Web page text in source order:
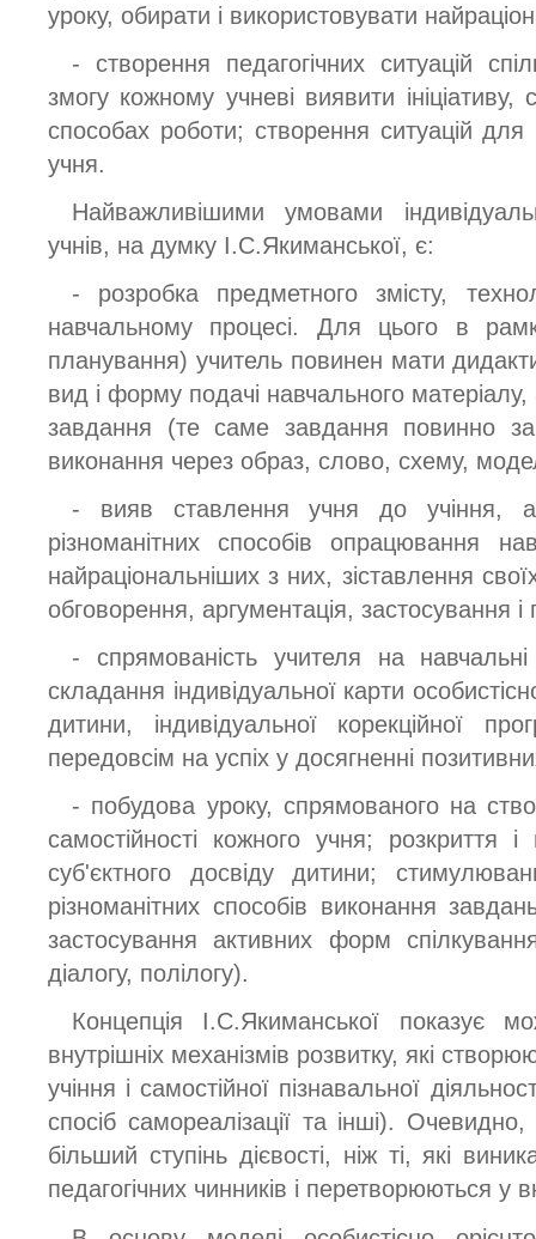
уроку, обирати і використовувати
- створення педагогічних ситуацій
змогу кожному учневі виявити ініціативу,
способах роботи; створення ситуацій
учня.
Найважливішими умовами
учнів, на думку І.С.Якиманської, є:
- розробка предметного змісту,
навчальному процесі. Для цього в
планування) учитель повинен мати
вид і форму подачі навчального
завдання (те саме завдання повинно
виконання через образ, слово, схему,
- вияв ставлення учня до учіння,
різноманітних способів опрацювання
найраціональніших з них, зіставлення
обговорення, аргументація, застосування і
- спрямованість учителя на
складання індивідуальної карти
дитини, індивідуальної корекційної
передовсім на успіх у досягненні
- побудова уроку, спрямованого на
самостійності кожного учня; розкриття
суб'єктного досвіду дитини;
різноманітних способів виконання
застосування активних форм
діалогу, полілогу).
Концепція І.С.Якиманської показує
внутрішніх механізмів розвитку, які
учіння і самостійної пізнавальної
спосіб самореалізації та інші).
більший ступінь дієвості, ніж ті, які
педагогічних чинників і перетворюються у